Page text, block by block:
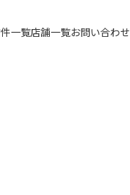
一覧店舗一覧お問い合わせ